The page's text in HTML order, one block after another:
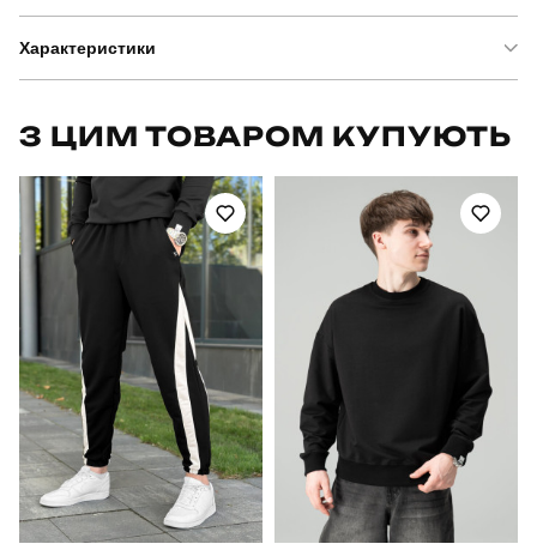
Характеристики
Призначення для повсякденного носіння
повсякденний
Сезон осінь
Колір
Матеріал
З ЦИМ ТОВАРОМ КУПУЮТЬ